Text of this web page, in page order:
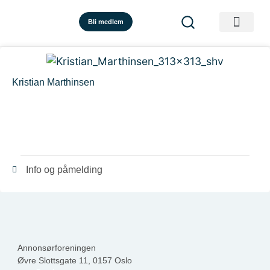
Bli medlem
Kristian Marthinsen
Info og påmelding
Annonsørforeningen
Øvre Slottsgate 11, 0157 Oslo